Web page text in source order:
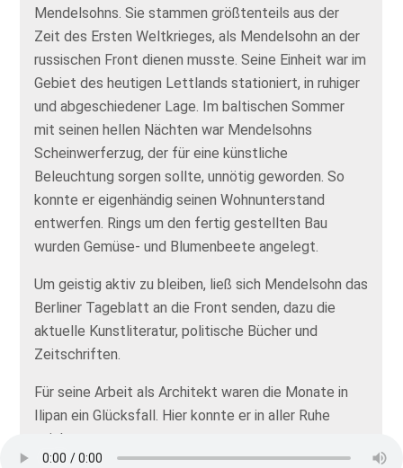
Mendelsohns. Sie stammen größtenteils aus der
Zeit des Ersten Weltkrieges, als Mendelsohn an der
russischen Front dienen musste. Seine Einheit war im
Gebiet des heutigen Lettlands stationiert, in ruhiger
und abgeschiedener Lage. Im baltischen Sommer
mit seinen hellen Nächten war Mendelsohns
Scheinwerferzug, der für eine künstliche
Beleuchtung sorgen sollte, unnötig geworden. So
konnte er eigenhändig seinen Wohnunterstand
entwerfen. Rings um den fertig gestellten Bau
wurden Gemüse- und Blumenbeete angelegt.
Um geistig aktiv zu bleiben, ließ sich Mendelsohn das
Berliner Tageblatt an die Front senden, dazu die
aktuelle Kunstliteratur, politische Bücher und
Zeitschriften.
Für seine Arbeit als Architekt waren die Monate in
Ilipan ein Glücksfall. Hier konnte er in aller Ruhe
zeichnen.